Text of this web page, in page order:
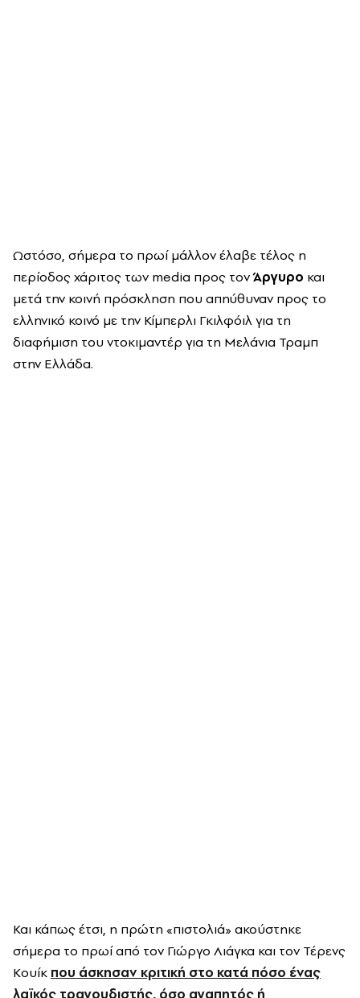
Ωστόσο, σήμερα το πρωί μάλλον έλαβε τέλος η
περίοδος χάριτος των media προς τονΆργυρο και
μετά την κοινή πρόσκληση που απηύθυναν προς το
ελληνικό κοινό με την Κίμπερλι Γκιλφόιλγια τη
διαφήμιση του ντοκιμαντέρ για τη Μελάνια Τραμπ
στην Ελλάδα.
Και κάπως έτσι, η πρώτη «πιστολιά» ακούστηκε
σήμερα το πρωί από τον Γιώργο Λιάγκα και τον Τέρενς
Κουίκ που άσκησαν κριτική στο κατά πόσο ένας
λαϊκός τραγουδιστής, όσο αγαπητός ή